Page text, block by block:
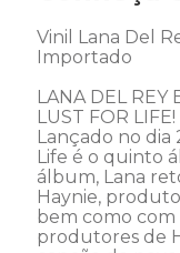
Vinil Lana Del
Importado
LANA DEL REY
LUST FOR LIFE!
Lançado no dia
Life é o quinto
álbum, Lana
Haynie,
bem como com
produtores de